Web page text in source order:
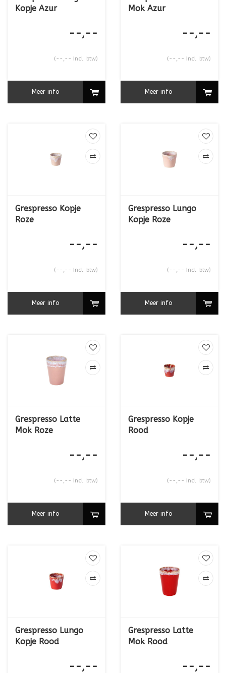
Kopje Azur
--,--
(--,-- Incl. btw)
Meer info
Mok Azur
--,--
(--,-- Incl. btw)
Meer info
Grespresso Kopje
Roze
--,--
(--,-- Incl. btw)
Meer info
Grespresso Lungo
Kopje Roze
--,--
(--,-- Incl. btw)
Meer info
Grespresso Latte
Mok Roze
--,--
(--,-- Incl. btw)
Meer info
Grespresso Kopje
Rood
--,--
(--,-- Incl. btw)
Meer info
Grespresso Lungo
Kopje Rood
--,--
Grespresso Latte
Mok Rood
--,--